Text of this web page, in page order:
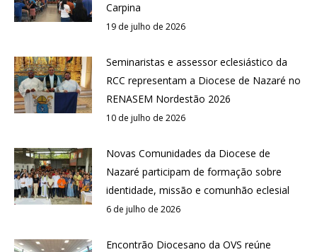
Carpina
19 de julho de 2026
Seminaristas e assessor eclesiástico da
RCC representam a Diocese de Nazaré no
RENASEM Nordestão 2026
10 de julho de 2026
Novas Comunidades da Diocese de
Nazaré participam de formação sobre
identidade, missão e comunhão eclesial
6 de julho de 2026
Encontrão Diocesano da OVS reúne